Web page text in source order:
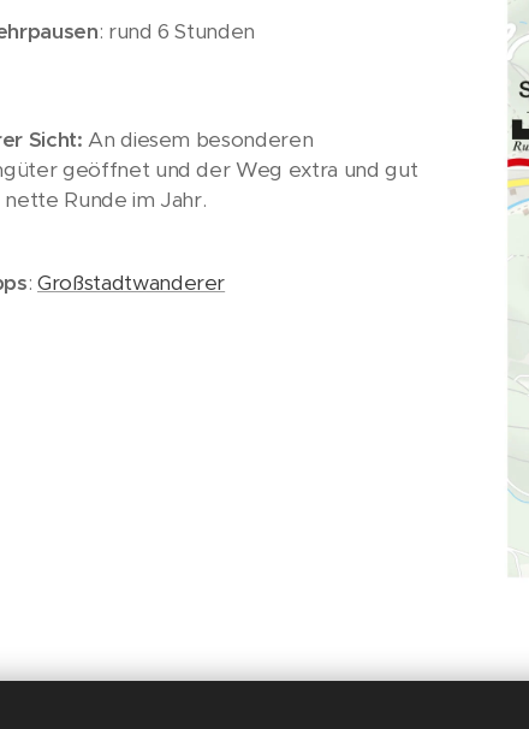
: rund 6 Stunden
Sicht:An diesem besonderen
geöffnet und der Weg extra und gut
Runde im Jahr.
: Großstadtwanderer